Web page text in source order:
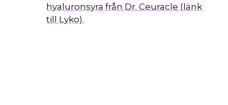
hyaluronsyra från Dr. Ceuracle (länk
till Lyko).